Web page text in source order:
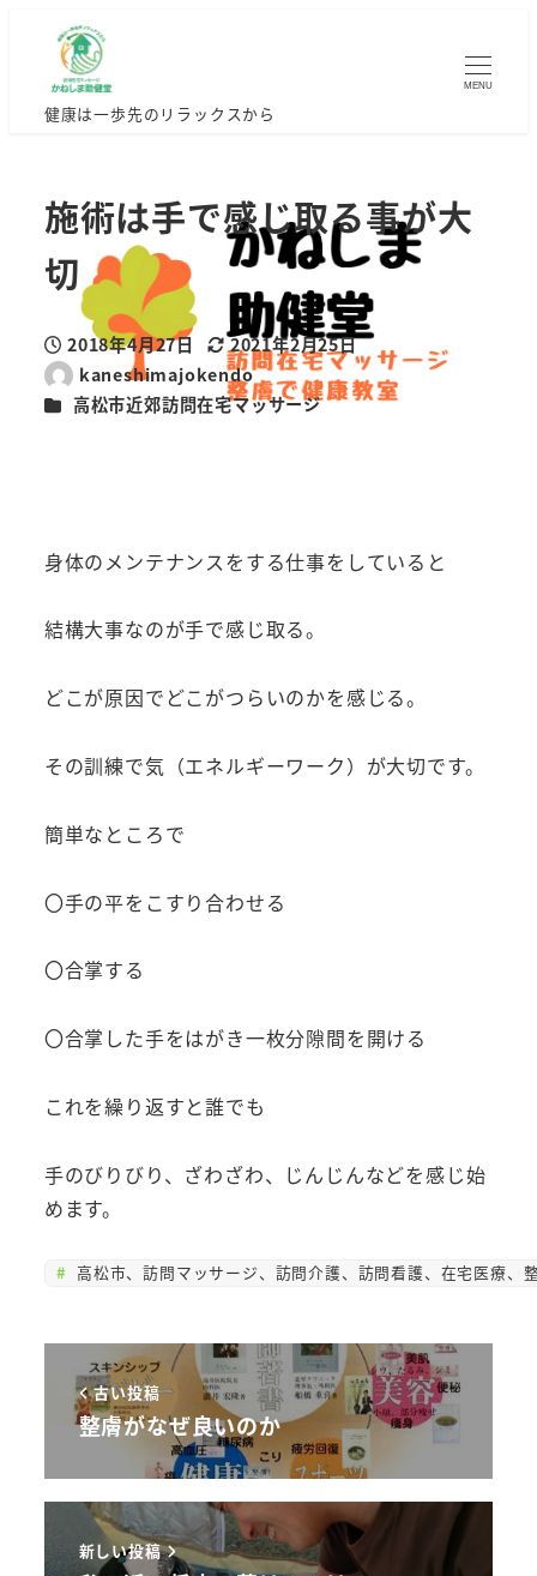
健康は一歩先のリラックスから
MENU
施術は手で感じ取る事が大
切
投稿日
2018年4月27日
更新日
2021年2月25日
著
者
kaneshimajokendo
カテゴリー
高松市近郊訪問在宅マッサージ
身体のメンテナンスをする仕事をしていると
結構大事なのが手で感じ取る。
どこが原因でどこがつらいのかを感じる。
その訓練で気（エネルギーワーク）が大切です。
簡単なところで
〇手の平をこすり合わせる
〇合掌する
〇合掌した手をはがき一枚分隙間を開ける
これを繰り返すと誰でも
手のびりびり、ざわざわ、じんじんなどを感じ始
めます。
高松市、訪問マッサージ、訪問介護、訪問看護、在宅医療
古い投稿
整膚がなぜ良いのか
新しい投稿